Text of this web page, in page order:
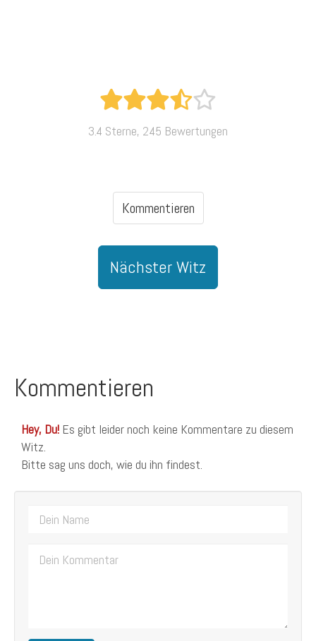
3.4 Sterne, 245 Bewertungen
Kommentieren
Nächster Witz
Kommentieren
Hey, Du! Es gibt leider noch keine Kommentare zu diesem
Witz.
Bitte sag uns doch, wie du ihn findest.